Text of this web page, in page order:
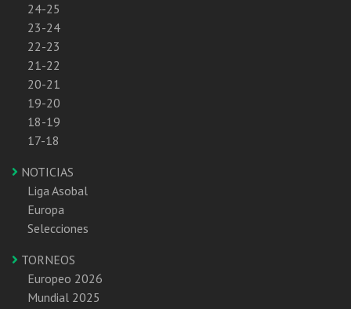
24-25
23-24
22-23
21-22
20-21
19-20
18-19
17-18
NOTICIAS
Liga Asobal
Europa
Selecciones
TORNEOS
Europeo 2026
Mundial 2025